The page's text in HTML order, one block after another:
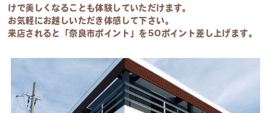
けで美しくなることも体験していただけます。
お気軽にお越しいただき体感して下さい。
来店されると「奈良市ポイント」を50ポイント差し上げます。